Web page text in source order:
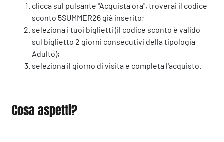
clicca sul pulsante "Acquista ora", troverai il codice
sconto 5SUMMER26 già inserito;
seleziona i tuoi biglietti (il codice sconto è valido
sul biglietto 2 giorni consecutivi della tipologia
Adulto);
seleziona il giorno di visita e completa l'acquisto.
Cosa aspetti?